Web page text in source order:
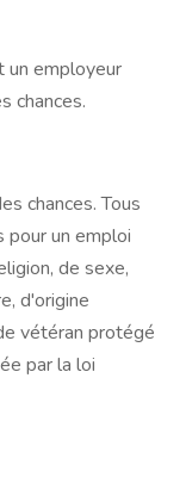
un employeur
chances.
chances. Tous
pour un emploi
de sexe,
d'origine
vétéran protégé
par la loi